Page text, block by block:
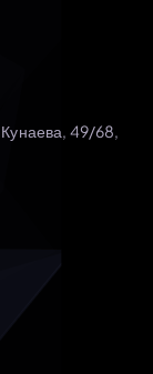
Кунаева, 49/68,